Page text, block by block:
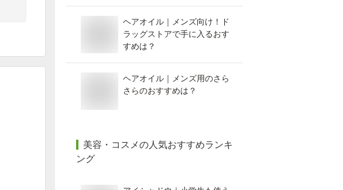
ヘアオイル｜メンズ向け！ド
ラッグストアで手に入るおす
すめは？
ヘアオイル｜メンズ用のさら
さらのおすすめは？
美容・コスメの人気おすすめランキ
ング